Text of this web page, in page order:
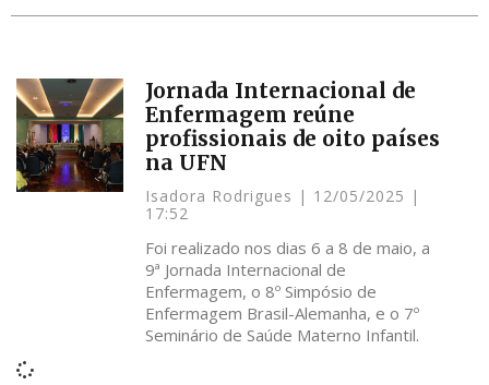
Jornada Internacional de
Enfermagem reúne
profissionais de oito países
na UFN
Isadora Rodrigues
12/05/2025
17:52
Foi realizado nos dias 6 a 8 de maio, a
9ª Jornada Internacional de
Enfermagem, o 8º Simpósio de
Enfermagem Brasil-Alemanha, e o 7º
Seminário de Saúde Materno Infantil.